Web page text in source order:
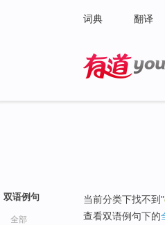
词典 翻译
双语例句
全部
当前分类下找不到"
查看双语例句下的